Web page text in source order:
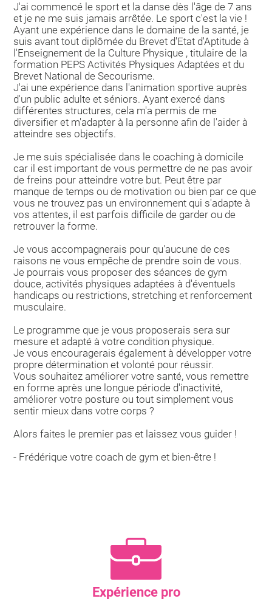
J'ai commencé le sport et la danse dès l'âge de 7 ans
et je ne me suis jamais arrêtée. Le sport c'est la vie !
Ayant une expérience dans le domaine de la santé, je
suis avant tout diplômée du Brevet d'Etat d'Aptitude à
l'Enseignement de la Culture Physique , titulaire de la
formation PEPS Activités Physiques Adaptées et du
Brevet National de Secourisme.
J'ai une expérience dans l'animation sportive auprès
d'un public adulte et séniors. Ayant exercé dans
différentes structures, cela m'a permis de me
diversifier et m'adapter à la personne afin de l'aider à
atteindre ses objectifs.
Je me suis spécialisée dans le coaching à domicile
car il est important de vous permettre de ne pas avoir
de freins pour atteindre votre but. Peut être par
manque de temps ou de motivation ou bien par ce que
vous ne trouvez pas un environnement qui s'adapte à
vos attentes, il est parfois difficile de garder ou de
retrouver la forme.
Je vous accompagnerais pour qu'aucune de ces
raisons ne vous empêche de prendre soin de vous.
Je pourrais vous proposer des séances de gym
douce, activités physiques adaptées à d'éventuels
handicaps ou restrictions, stretching et renforcement
musculaire.
Le programme que je vous proposerais sera sur
mesure et adapté à votre condition physique.
Je vous encouragerais également à développer votre
propre détermination et volonté pour réussir.
Vous souhaitez améliorer votre santé, vous remettre
en forme après une longue période d'inactivité,
améliorer votre posture ou tout simplement vous
sentir mieux dans votre corps ?
Alors faites le premier pas et laissez vous guider !
- Frédérique votre coach de gym et bien-être !
Expérience pro